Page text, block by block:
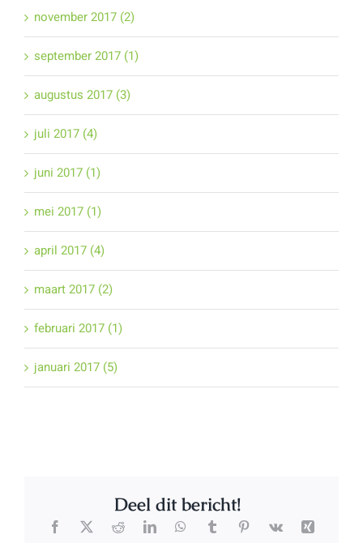
november 2017 (2)
september 2017 (1)
augustus 2017 (3)
juli 2017 (4)
juni 2017 (1)
mei 2017 (1)
april 2017 (4)
maart 2017 (2)
februari 2017 (1)
januari 2017 (5)
Deel dit bericht!